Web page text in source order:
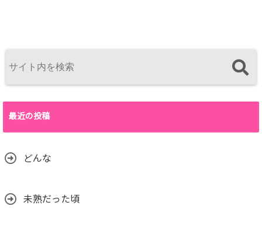
最近の投稿
どんな
未熟だった頃